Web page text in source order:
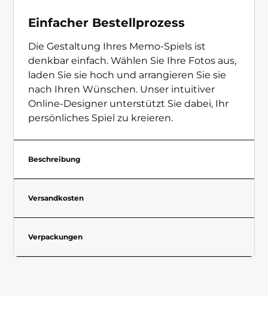
Beschreibung
Versandkosten
Verpackungen
Einfacher Bestellprozess
Die Gestaltung Ihres Memo-Spiels ist
denkbar einfach. Wählen Sie Ihre Fotos aus,
laden Sie sie hoch und arrangieren Sie sie
nach Ihren Wünschen. Unser intuitiver
Online-Designer unterstützt Sie dabei, Ihr
persönliches Spiel zu kreieren.